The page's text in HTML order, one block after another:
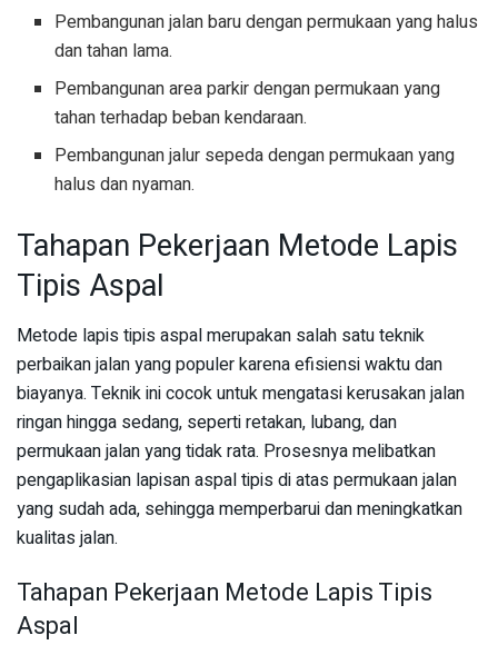
Pembangunan jalan baru dengan permukaan yang halus
dan tahan lama.
Pembangunan area parkir dengan permukaan yang
tahan terhadap beban kendaraan.
Pembangunan jalur sepeda dengan permukaan yang
halus dan nyaman.
Tahapan Pekerjaan Metode Lapis
Tipis Aspal
Metode lapis tipis aspal merupakan salah satu teknik
perbaikan jalan yang populer karena efisiensi waktu dan
biayanya. Teknik ini cocok untuk mengatasi kerusakan jalan
ringan hingga sedang, seperti retakan, lubang, dan
permukaan jalan yang tidak rata. Prosesnya melibatkan
pengaplikasian lapisan aspal tipis di atas permukaan jalan
yang sudah ada, sehingga memperbarui dan meningkatkan
kualitas jalan.
Tahapan Pekerjaan Metode Lapis Tipis
Aspal